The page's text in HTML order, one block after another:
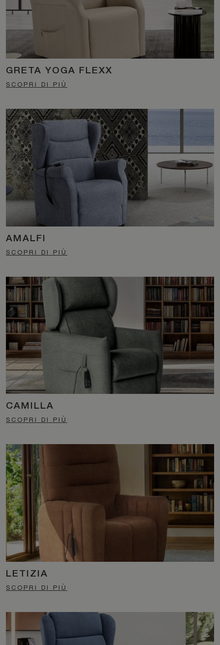
GRETA YOGA FLEXX
SCOPRI DI PIÙ
AMALFI
SCOPRI DI PIÙ
CAMILLA
SCOPRI DI PIÙ
LETIZIA
SCOPRI DI PIÙ